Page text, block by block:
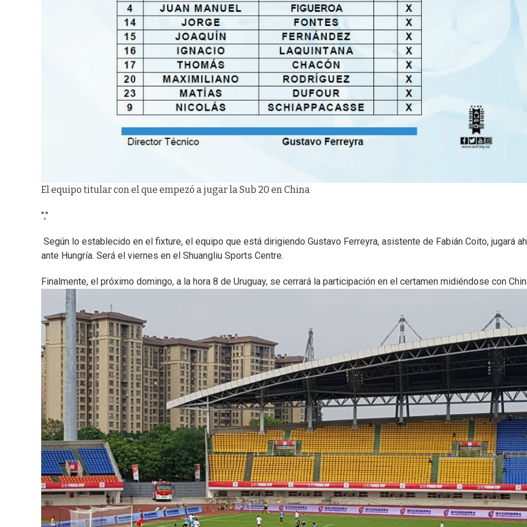
El equipo titular con el que empezó a jugar la Sub 20 en China
","
Según lo establecido en el fixture, el equipo que está dirigiendo Gustavo Ferreyra, asistente de Fabián Coito, jugará
ante Hungría. Será el viernes en el Shuangliu Sports Centre.
Finalmente, el próximo domingo, a la hora 8 de Uruguay, se cerrará la participación en el certamen midiéndose con